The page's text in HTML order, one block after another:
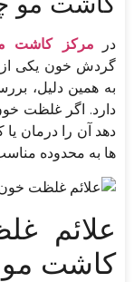
در مرکز کاشت
گردش خون یکی
به همین دلیل،
دارد. اگر غلظت
دهد آن را درمان یا
ها به محدوده
علائم
کاشت مو